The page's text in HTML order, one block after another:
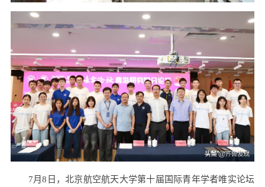
7月8日，北京航空航天大学第十届国际青年学者唯实论坛